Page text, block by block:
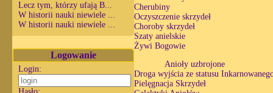
Lecz tym, którzy ufają B...
W historii nauki niewiele ...
W historii nauki niewiele ...
Logowanie
Login:
Cherubiny
Oczyszczenie skrzydeł
Choroby skrzydeł
Szaty anielskie
Żywi Bogowie
Anioły uzbrojone
Droga wyjścia ze statusu
Pielęgnacja Skrzydeł